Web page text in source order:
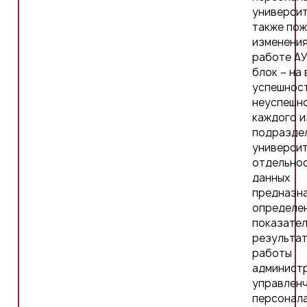
также
работе
блок – на
каждого
данных
работы